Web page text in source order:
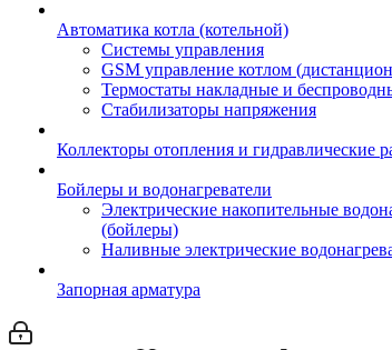
Автоматика котла (котельной)
Системы управления
GSM управление котлом
Термостаты накладные и
Стабилизаторы напряжения
Коллекторы отопления и гидравлические
Бойлеры и водонагреватели
Электрические накопительные
(бойлеры)
Наливные электрические
Запорная арматура